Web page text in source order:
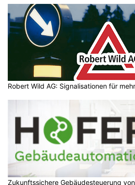
Robert Wild AG: Signalisationen für
Zukunftssichere Gebäudesteuerung